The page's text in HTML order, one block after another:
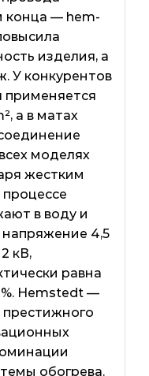
конца — hem-
изделия, а
У конкурентов
применяется
а в матах
моделях
жестким
в воду и
4,5
кВ,
равна
Hemstedt —
обогрева.